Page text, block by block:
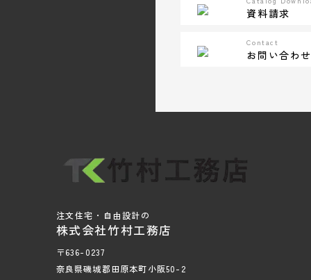
資料請求
Contact
お問い合わせ
注文住宅・自由設計の
株式会社竹村工務店
〒636-0237
奈良県磯城郡田原本町小阪50-2